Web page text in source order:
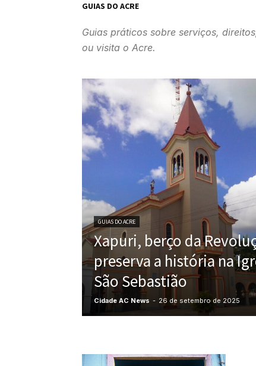
GUIAS DO ACRE
Guias práticos sobre serviços,
ou visita o Acre.
GUIAS DO ACRE
Xapuri, berço da
preserva a história na
São Sebastião
Cidade AC News - 26 de setembro de 2025